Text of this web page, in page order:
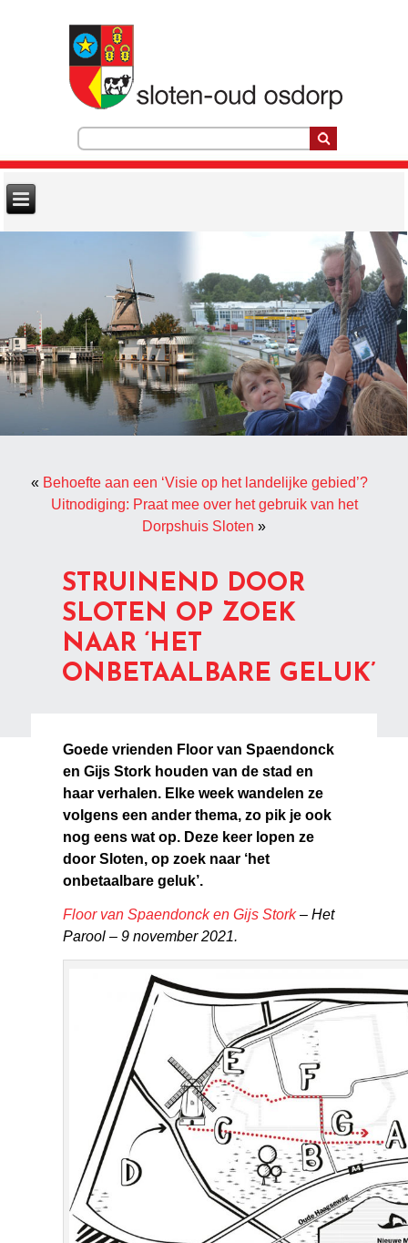
« Behoefte aan een ‘Visie op het landelijke gebied’?
Uitnodiging: Praat mee over het gebruik van het
Dorpshuis Sloten »
STRUINEND DOOR
SLOTEN OP ZOEK
NAAR ‘HET
ONBETAALBARE GELUK’
Goede vrienden Floor van Spaendonck
en Gijs Stork houden van de stad en
haar verhalen. Elke week wandelen ze
volgens een ander thema, zo pik je ook
nog eens wat op. Deze keer lopen ze
door Sloten, op zoek naar ‘het
onbetaalbare geluk’.
Floor van Spaendonck en Gijs Stork– Het
Parool –9 november 2021.